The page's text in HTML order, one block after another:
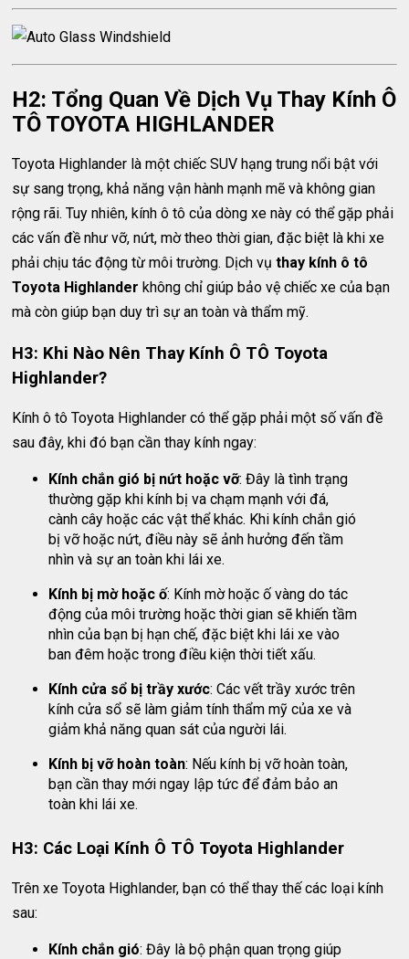
H2: Tổng Quan Về Dịch Vụ Thay Kính Ô
TÔ TOYOTA HIGHLANDER
Toyota Highlander là một chiếc SUV hạng trung nổi bật với
sự sang trọng, khả năng vận hành mạnh mẽ và không gian
rộng rãi. Tuy nhiên, kính ô tô của dòng xe này có thể gặp phải
các vấn đề như vỡ, nứt, mờ theo thời gian, đặc biệt là khi xe
phải chịu tác động từ môi trường. Dịch vụthay kính ô tô
Toyota Highlander không chỉ giúp bảo vệ chiếc xe của bạn
mà còn giúp bạn duy trì sự an toàn và thẩm mỹ.
H3: Khi Nào Nên Thay Kính Ô TÔ Toyota
Highlander?
Kính ô tô Toyota Highlander có thể gặp phải một số vấn đề
sau đây, khi đó bạn cần thay kính ngay:
Kính chắn gió bị nứt hoặc vỡ: Đây là tình trạng
thường gặp khi kính bị va chạm mạnh với đá,
cành cây hoặc các vật thể khác. Khi kính chắn gió
bị vỡ hoặc nứt, điều này sẽ ảnh hưởng đến tầm
nhìn và sự an toàn khi lái xe.
Kính bị mờ hoặc ố: Kính mờ hoặc ố vàng do tác
động của môi trường hoặc thời gian sẽ khiến tầm
nhìn của bạn bị hạn chế, đặc biệt khi lái xe vào
ban đêm hoặc trong điều kiện thời tiết xấu.
Kính cửa sổ bị trầy xước: Các vết trầy xước trên
kính cửa sổ sẽ làm giảm tính thẩm mỹ của xe và
giảm khả năng quan sát của người lái.
Kính bị vỡ hoàn toàn: Nếu kính bị vỡ hoàn toàn,
bạn cần thay mới ngay lập tức để đảm bảo an
toàn khi lái xe.
H3: Các Loại Kính Ô TÔ Toyota Highlander
Trên xe Toyota Highlander, bạn có thể thay thế các loại kính
sau:
Kính chắn gió: Đây là bộ phận quan trọng giúp